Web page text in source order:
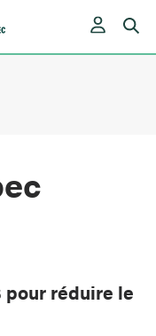
pour réduire le